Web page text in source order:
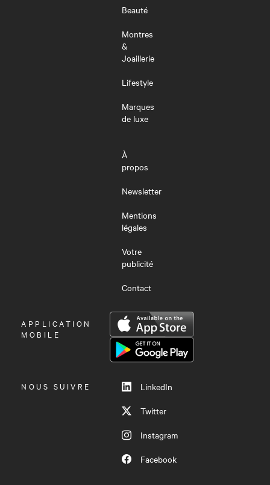
Beauté
Montres
&
Joaillerie
Lifestyle
Marques
de luxe
À
propos
Newsletter
Mentions
légales
Votre
publicité
Contact
OUVRIR
LE
APPLICATION
MOBILE
NOUS SUIVRE
LinkedIn
Twitter
Instagram
Facebook